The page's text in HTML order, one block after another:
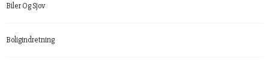
Biler Og Sjov
Boligindretning